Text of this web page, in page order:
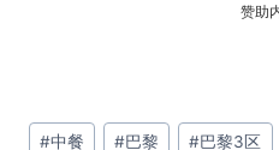
赞助
文
#中餐 #巴黎 #巴黎3区